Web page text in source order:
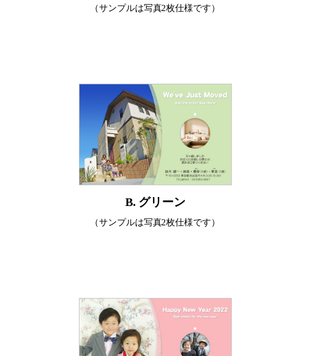
（サンプルは写真2枚仕様です）
B. グリーン
（サンプルは写真2枚仕様です）